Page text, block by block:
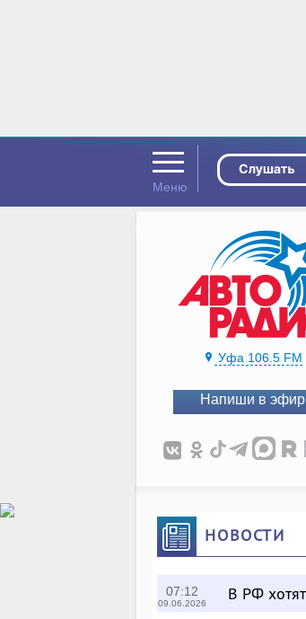
Уфа 106.5 FM
Напиши в эфир
НОВОСТИ
07:12
09.06.2026 В РФ